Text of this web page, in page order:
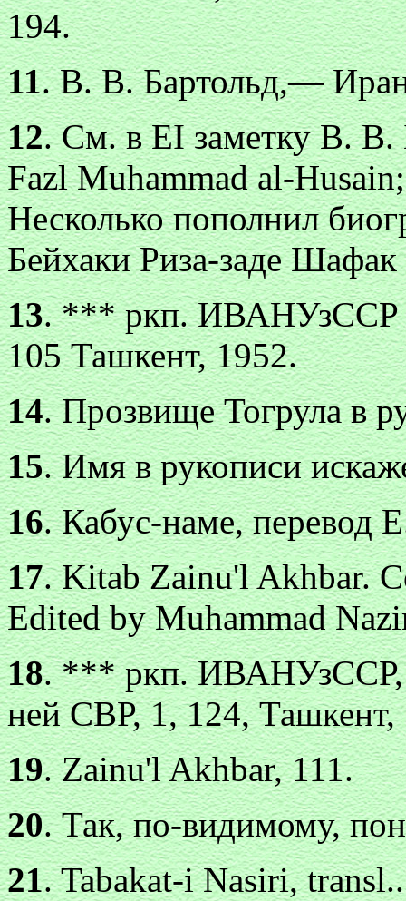
194.
11. В. В. Бартольд,—
12. См. в EI заметку В. В.
Fazl Muhammad al-
Несколько пополнил
Бейхаки Риза-заде
13. *** ркп. ИВАНУзССР
105 Ташкент, 1952.
14. Прозвище Тогрула в
15. Имя в рукописи
16. Кабус-наме, перевод
17. Kitab Zainu'l Akhbar.
Edited by Muhammad
18. *** ркп. ИВАНУзССР,
ней СВР, 1, 124, Ташкент,
19. Zainu'l Akhbar, 111.
20. Так, по-видимому,
21. Tabakat-i Nasiri,